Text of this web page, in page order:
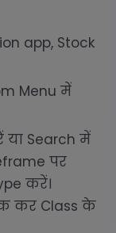
app, Stock
Menu में
या Search में
पर
करें।
कर Class के